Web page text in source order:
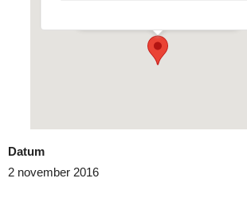
Datum
2 november 2016